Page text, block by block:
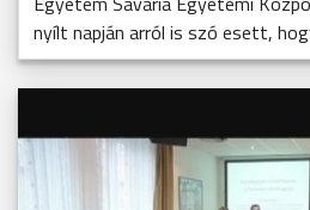
nyílt napján arról is szó esett,